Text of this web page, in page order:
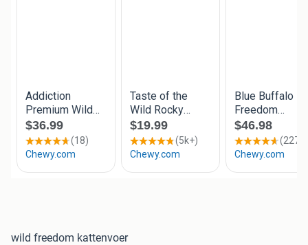
wild freedom kattenvoer